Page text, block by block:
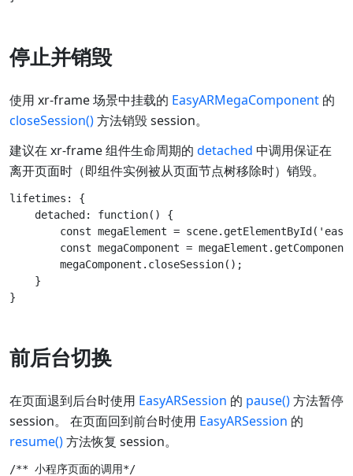
停止并销毁
使用 xr-frame 场景中挂载的 EasyARMegaComponent 的
closeSession()方法销毁 session。
建议在 xr-frame 组件生命周期的 detached 中调用保证在
离开页面时（即组件实例被从页面节点树移除时）销毁。
lifetimes: {
    detached: function() {
const megaElement =
const megaComponent =
        megaComponent.closeSession();
    }
前后台切换
在页面退到后台时使用 EasyARSession 的 pause()方法暂停
session。 在页面回到前台时使用 EasyARSession 的
resume()方法恢复 session。
/** 小程序页面的调用*/